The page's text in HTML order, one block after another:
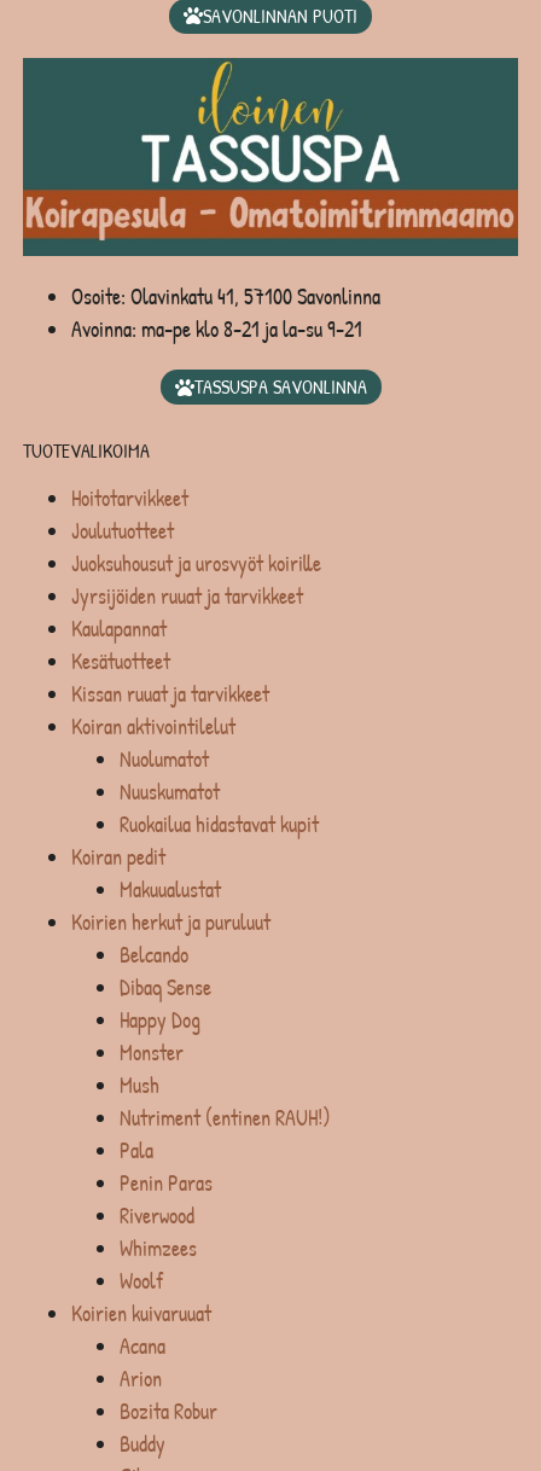
SAVONLINNAN PUOTI
Osoite: Olavinkatu 41, 57100 Savonlinna
Avoinna: ma-pe klo 8-21 ja la-su 9-21
TASSUSPA SAVONLINNA
TUOTEVALIKOIMA
Hoitotarvikkeet
Joulutuotteet
Juoksuhousut ja urosvyöt koirille
Jyrsijöiden ruuat ja tarvikkeet
Kaulapannat
Kesätuotteet
Kissan ruuat ja tarvikkeet
Koiran aktivointilelut
Nuolumatot
Nuuskumatot
Ruokailua hidastavat kupit
Koiran pedit
Makuualustat
Koirien herkut ja puruluut
Belcando
Dibaq Sense
Happy Dog
Monster
Mush
Nutriment (entinen RAUH!)
Pala
Penin Paras
Riverwood
Whimzees
Woolf
Koirien kuivaruuat
Acana
Arion
Bozita Robur
Buddy